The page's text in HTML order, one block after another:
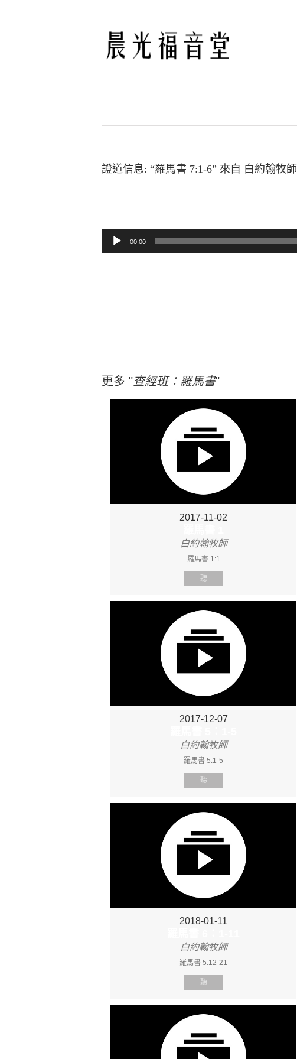
證道信息: “羅馬書 7:1-6” 來自 白約翰牧師
音訊播放器
00:00
更多 "查經班：羅馬書"
2017-11-02
白約翰牧師
羅馬書 1:1
聽
2017-12-07
白約翰牧師
羅馬書 5:1-5
聽
2018-01-11
白約翰牧師
羅馬書 5:12-21
聽